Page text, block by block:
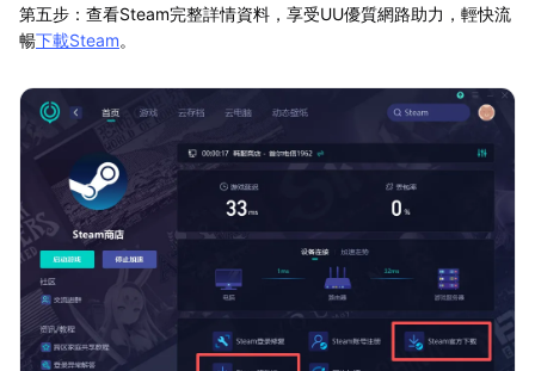
第五步：查看Steam完整詳情資料，享受UU優質網路助力，輕快流
暢下載Steam。